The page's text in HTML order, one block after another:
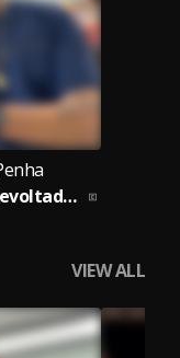
Um Menorzinho Revoltado de Bico na mão
VIEW ALL